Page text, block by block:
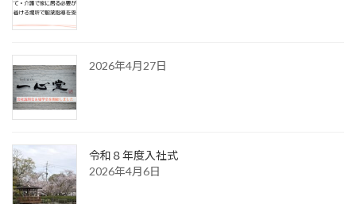
2026年4月27日
令和８年度入社式
2026年4月6日